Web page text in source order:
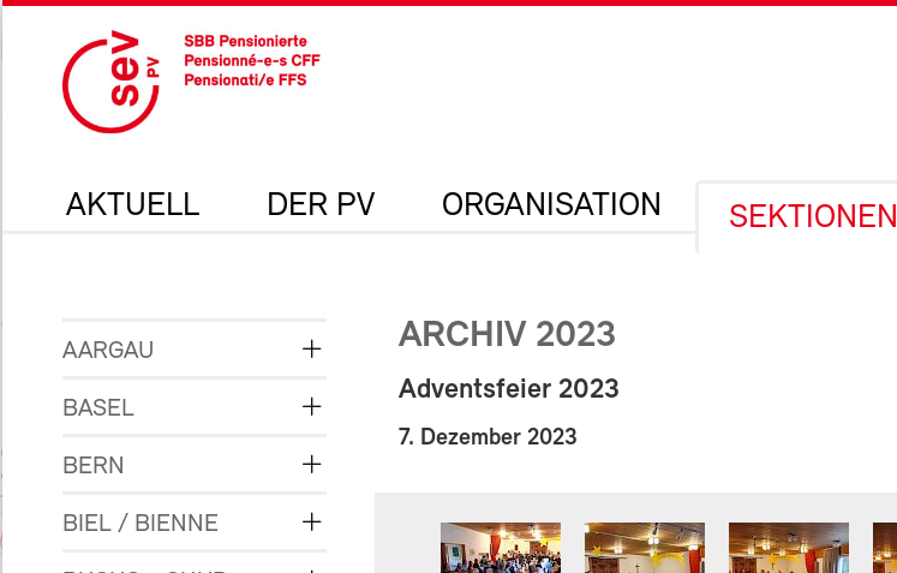
AKTUELL DER PV ORGANISATION SEKTIONEN
AARGAU
BASEL
BERN
BIEL / BIENNE
ARCHIV 2023
Adventsfeier 2023
7. Dezember 2023